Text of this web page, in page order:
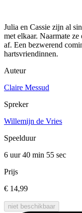
Julia en Cassie zijn al
met elkaar. Naarmate
af. Een bezwerend
hartsvriendinnen.
Auteur
Claire Messud
Spreker
Willemijn de Vries
Speelduur
6 uur 40 min 55 sec
Prijs
€ 14,99
niet beschikbaar